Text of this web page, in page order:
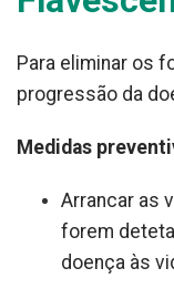
Para eliminar os
progressão da
Medidas
Arrancar as
forem
doença às